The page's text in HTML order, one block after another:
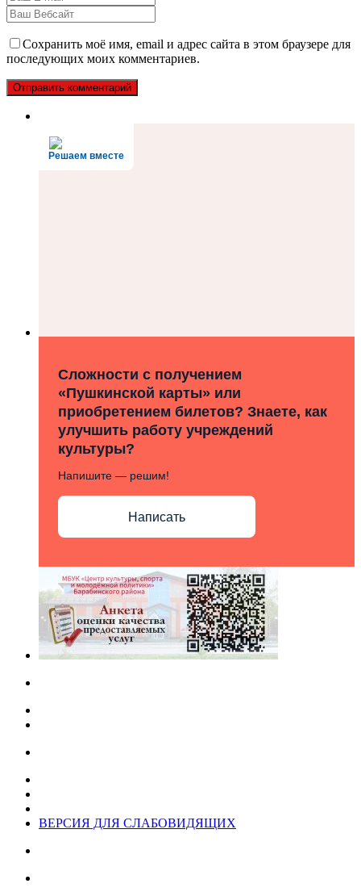
Сохранить моё имя, email и адрес сайта в этом браузере для
последующих моих комментариев.
Решаем вместе
Сложности с получением
«Пушкинской карты» или
приобретением билетов? Знаете, как
улучшить работу учреждений
культуры?
Напишите — решим!
Написать
ВЕРСИЯ ДЛЯ СЛАБОВИДЯЩИХ